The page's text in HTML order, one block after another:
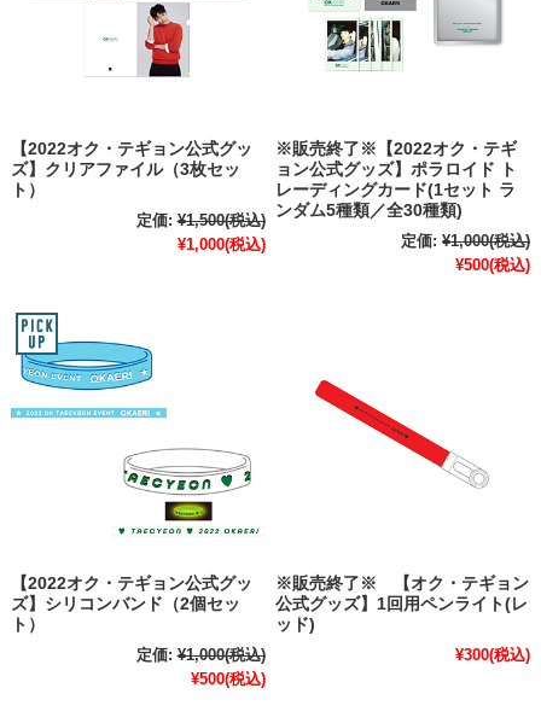
【2022オク・テギョン公式グッ
ズ】クリアファイル（3枚セッ
ト）
定価: ¥1,500(税込)
¥1,000(税込)
※販売終了※【2022オク・テギ
ョン公式グッズ】ポラロイド ト
レーディングカード(1セット ラ
ンダム5種類／全30種類)
定価: ¥1,000(税込)
¥500(税込)
【2022オク・テギョン公式グッ
ズ】シリコンバンド（2個セッ
ト）
定価: ¥1,000(税込)
¥500(税込)
※販売終了※ 【オク・テギョン
公式グッズ】1回用ペンライト(レ
ッド)
¥300(税込)